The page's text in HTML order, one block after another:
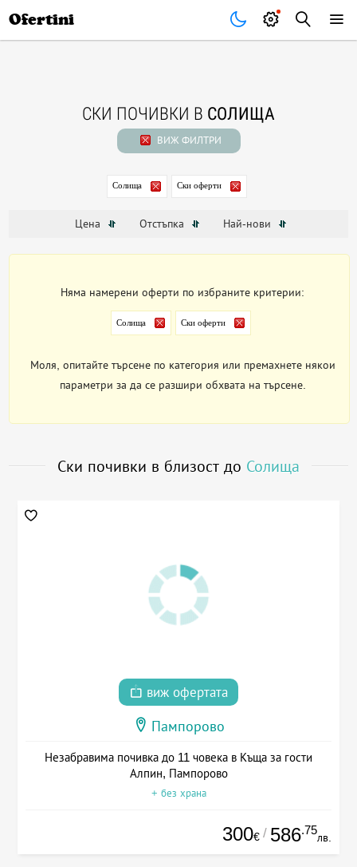
Ofertini
СКИ ПОЧИВКИ В СОЛИЩА
ВИЖ ФИЛТРИ
Солища Ски оферти
Цена Отстъпка Най-нови
Няма намерени оферти по избраните критерии:
Солища Ски оферти
Моля, опитайте търсене по категория или премахнете някои
параметри за да се разшири обхвата на търсене.
Ски почивки в близост до Солища
виж офертата
Пампорово
Незабравима почивка до 11 човека в Къща за гости
Алпин, Пампорово
+ без храна
300€ / 586.75
лв.